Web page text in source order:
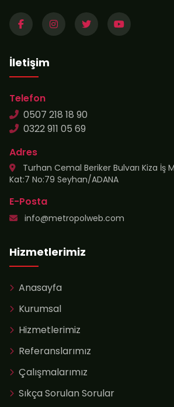
İletişim
Telefon
0507 218 18 90
0322 911 05 69
Adres
Turhan Cemal Beriker Bulvarı Kiza İş
Kat:7 No:79 Seyhan/ADANA
E-Posta
info@metropolweb.com
Hizmetlerimiz
Anasayfa
Kurumsal
Hizmetlerimiz
Referanslarımız
Çalışmalarımız
Sıkça Sorulan Sorular